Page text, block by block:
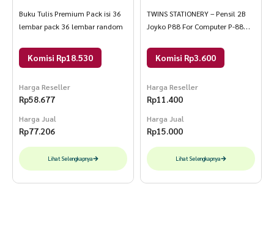
Buku Tulis Premium Pack isi 36
lembar pack 36 lembar random
Komisi Rp18.530
Harga Reseller
Rp58.677
Harga Jual
Rp77.206
Lihat Selengkapnya
TWINS STATIONERY – Pensil 2B
Joyko P88 For Computer P-88
Komisi Rp3.600
Harga Reseller
Rp11.400
Harga Jual
Rp15.000
Lihat Selengkapnya